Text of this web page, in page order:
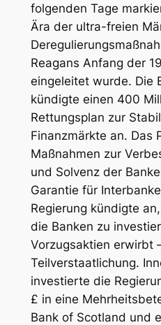
folgenden Tage
Ära der ultra-freien
Reagans Anfang der
eingeleitet wurde. Die
kündigte einen 400
Rettungsplan zur
Finanzmärkte an. Das
Maßnahmen zur
und Solvenz der
Garantie für
Regierung kündigte
die Banken zu
Vorzugsaktien erwirbt
Teilverstaatlichung.
investierte die
£ in eine
Bank of Scotland und